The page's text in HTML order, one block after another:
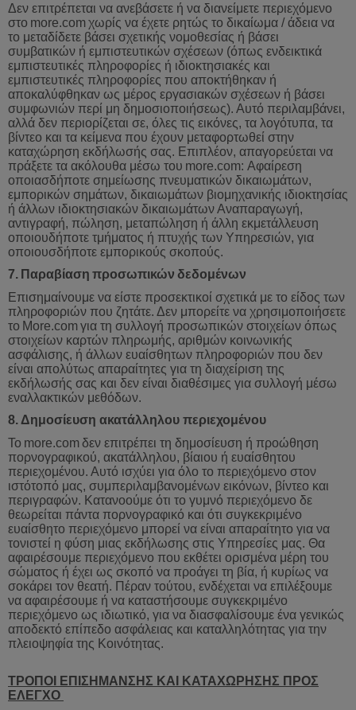
Δεν επιτρέπεται να ανεβάσετε ή να διανείμετε περιεχόμενο
στο more.comχωρίς να έχετε ρητώς το δικαίωμα /άδεια να
το μεταδίδετε βάσει σχετικής νομοθεσίας ή βάσει
συμβατικών ή εμπιστευτικών σχέσεων (όπως ενδεικτικά
εμπιστευτικές πληροφορίες ή ιδιοκτησιακές και
εμπιστευτικές πληροφορίες που αποκτήθηκαν ή
αποκαλύφθηκαν ως μέρος εργασιακών σχέσεων ή βάσει
συμφωνιών περί μη δημοσιοποιήσεως). Αυτό περιλαμβάνει,
αλλά δεν περιορίζεται σε, όλες τις εικόνες, τα λογότυπα, τα
βίντεο και τα κείμενα που έχουν μεταφορτωθεί στην
καταχώρηση εκδήλωσής σας. Επιπλέον, απαγορεύεται να
πράξετε τα ακόλουθα μέσω του more.com: Αφαίρεση
οποιασδήποτε σημείωσης πνευματικών δικαιωμάτων,
εμπορικών σημάτων, δικαιωμάτων βιομηχανικής ιδιοκτησίας
ή άλλων ιδιοκτησιακών δικαιωμάτωνΑναπαραγωγή,
αντιγραφή, πώληση, μεταπώληση ή άλλη εκμετάλλευση
οποιουδήποτε τμήματος ή πτυχής των Υπηρεσιών, για
οποιουσδήποτε εμπορικούς σκοπούς.
7. Παραβίαση προσωπικών δεδομένων
Επισημαίνουμε να είστε προσεκτικοί σχετικά με το είδος των
πληροφοριών που ζητάτε. Δεν μπορείτε να χρησιμοποιήσετε
το More.comγια τη συλλογή προσωπικών στοιχείων όπως
στοιχείων καρτών πληρωμής, αριθμών κοινωνικής
ασφάλισης, ή άλλων ευαίσθητων πληροφοριών που δεν
είναι απολύτως απαραίτητες για τη διαχείριση της
εκδήλωσής σας και δεν είναι διαθέσιμες για συλλογή μέσω
εναλλακτικών μεθόδων.
8.Δημοσίευση ακατάλληλου περιεχομένου
Το more.comδεν επιτρέπει τη δημοσίευση ή προώθηση
πορνογραφικού, ακατάλληλου, βίαιου ή ευαίσθητου
περιεχομένου. Αυτό ισχύει για όλο το περιεχόμενο στον
ιστότοπό μας, συμπεριλαμβανομένων εικόνων, βίντεο και
περιγραφών. Κατανοούμε ότι το γυμνό περιεχόμενο δε
θεωρείται πάντα πορνογραφικό και ότι συγκεκριμένο
ευαίσθητο περιεχόμενο μπορεί να είναι απαραίτητο για να
τονιστεί η φύση μιας εκδήλωσης στις Υπηρεσίες μας. Θα
αφαιρέσουμε περιεχόμενο που εκθέτει ορισμένα μέρη του
σώματος ή έχει ως σκοπό να προάγει τη βία, ή κυρίως να
σοκάρει τον θεατή. Πέραν τούτου, ενδέχεται να επιλέξουμε
να αφαιρέσουμε ή να καταστήσουμε συγκεκριμένο
περιεχόμενο ως ιδιωτικό, για να διασφαλίσουμε ένα γενικώς
αποδεκτό επίπεδο ασφάλειας και καταλληλότητας για την
πλειοψηφία της Κοινότητας.
ΤΡΟΠΟΙ ΕΠΙΣΗΜΑΝΣΗΣ ΚΑΙ ΚΑΤΑΧΩΡΗΣΗΣ ΠΡΟΣ
ΕΛΕΓΧΟ